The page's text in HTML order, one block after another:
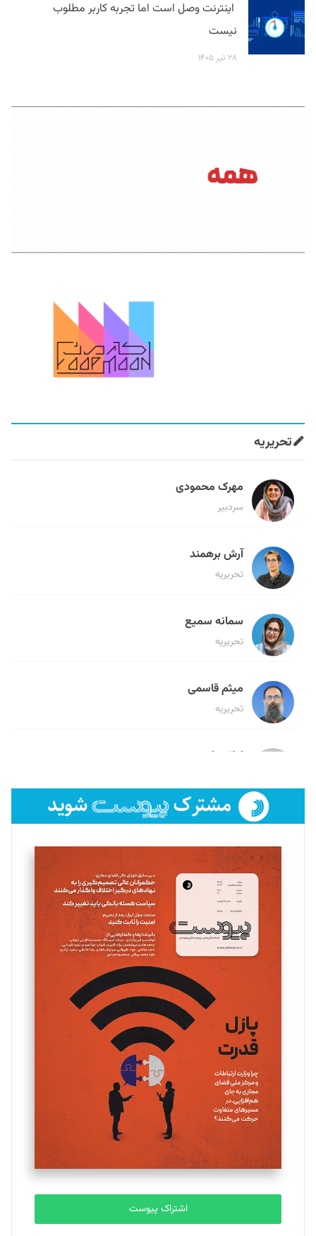
اینترنت وصل است اما تجربه کاربر مطلوب
نیست
۲۸ تیر ۱۴۰۵
تحریریه
مهرک محمودی
سردبیر
آرش برهمند
تحریریه
سمانه سمیع
تحریریه
میثم قاسمی
تحریریه
لیلا حنارود
فائزه فتحی رستمی
تحریریه
سروش کرمیان
تحریریه
مینا پاکدل
یسنا امان‌پور
تحریریه
ملینا جعفری
تحریریه
مصطفی مسجدی آرانی
تحریریه
بابک نقاش
اشتراک پیوست